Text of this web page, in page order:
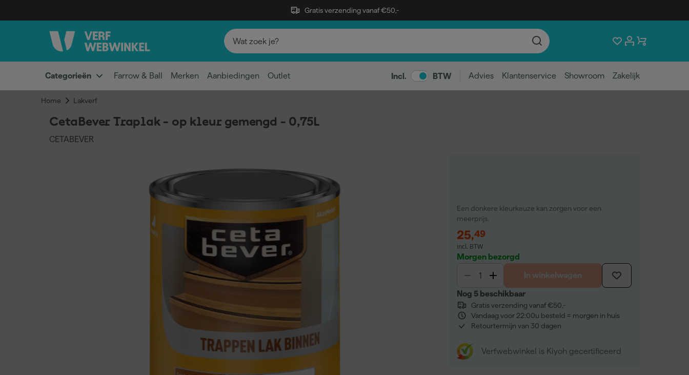
Gratis verzending vanaf €50,-
Categorieën Farrow & Ball Merken Aanbiedingen Outlet Incl. BTW Advies Klantenservice Showroom Zakelijk
Home Lakverf
CetaBever Traplak - op kleur gemengd - 0,75L
CETABEVER
Een donkere kleurkeuze kan zorgen voor een
meerprijs.
25,49
incl. BTW
Morgen bezorgd
In winkelwagen
Nog 5 beschikbaar
Gratis verzending vanaf €50,-
Vandaag voor 22:00u besteld = morgen in huis
Retourtermijn van 30 dagen
Verfwebwinkel is Kiyoh gecertificeerd